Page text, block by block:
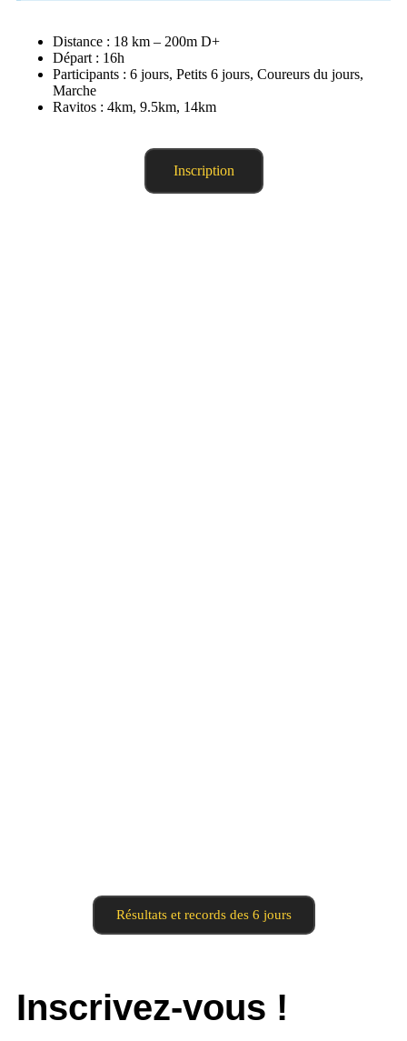
Distance : 18 km – 200m D+
Départ : 16h
Participants : 6 jours, Petits 6 jours, Coureurs du jours,
Marche
Ravitos : 4km, 9.5km, 14km
Inscription
Résultats et records des 6 jours
Inscrivez-vous !